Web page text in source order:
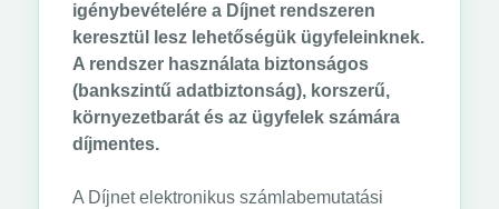
igénybevételére a Díjnet rendszeren
keresztül lesz lehetőségük ügyfeleinknek.
A rendszer használata biztonságos
(bankszintű adatbiztonság), korszerű,
környezetbarát és az ügyfelek számára
díjmentes.
A Díjnet elektronikus számlabemutatási